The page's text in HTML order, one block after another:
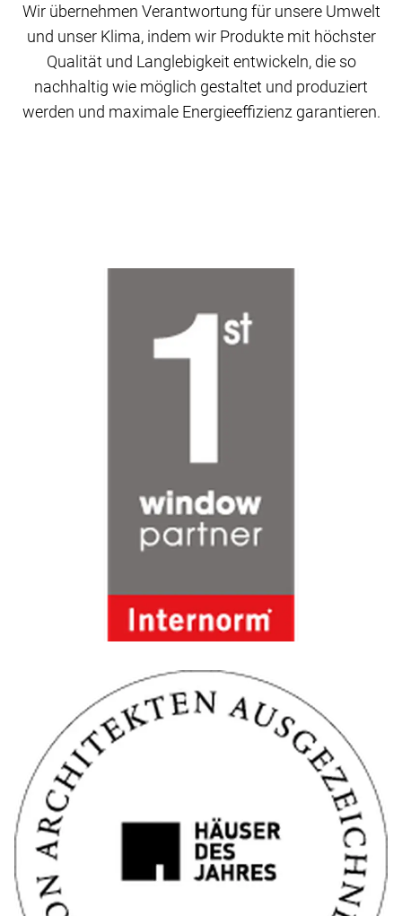
Wir übernehmen Verantwortung für unsere Umwelt
und unser Klima, indem wir Produkte mit höchster
Qualität und Langlebigkeit entwickeln, die so
nachhaltig wie möglich gestaltet und produziert
werden und maximale Energieeffizienz garantieren.